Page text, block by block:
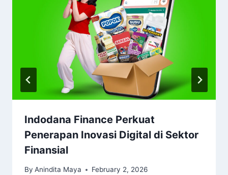
Indodana Finance Perkuat
Penerapan Inovasi Digital di Sektor
Finansial
By Anindita Maya February 2, 2026